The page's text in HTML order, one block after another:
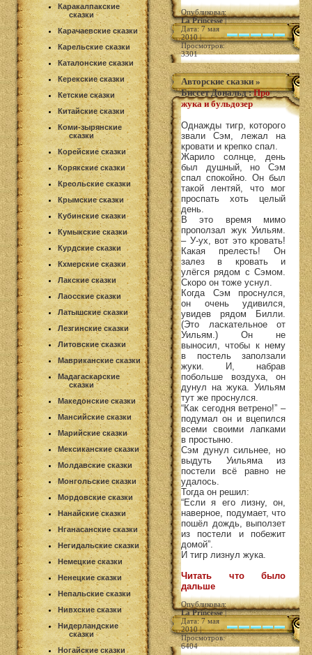
Каракалпакские
сказки
Карачаевские сказки
Карельские сказки
Каталонские сказки
Керекские сказки
Кетские сказки
Китайские сказки
Коми-зырянские
сказки
Корейские сказки
Корякские сказки
Креольские сказки
Крымские сказки
Кубинские сказки
Кумыкские сказки
Курдские сказки
Кхмерские сказки
Лакские сказки
Лаосские сказки
Латышские сказки
Лезгинские сказки
Литовские сказки
Мавриканские сказки
Мадагаскарские
сказки
Македонские сказки
Мансийские сказки
Марийские сказки
Мексиканские сказки
Молдавские сказки
Монгольские сказки
Мордовские сказки
Нанайские сказки
Нганасанские сказки
Негидальские сказки
Немецкие сказки
Ненецкие сказки
Непальские сказки
Нивхские сказки
Нидерландские
сказки
Ногайские сказки
Опубликовал:
La Princesse|
Дата: 7 мая
2010 |
Просмотров:
3301
Авторские сказки »
Биссет Дональд:Про
жука и бульдозер
Однажды тигр, которого
звали Сэм, лежал на
кровати и крепко спал.
Жарило солнце, день
был душный, но Сэм
спал спокойно. Он был
такой лентяй, что мог
проспать хоть целый
день.
В это время мимо
проползал жук Уильям.
– У-ух, вот это кровать!
Какая прелесть! Он
залез в кровать и
улёгся рядом с Сэмом.
Скоро он тоже уснул.
Когда Сэм проснулся,
он очень удивился,
увидев рядом Билли.
(Это ласкательное от
Уильям.) Он не
выносил, чтобы к нему
в постель заползали
жуки. И, набрав
побольше воздуха, он
дунул на жука. Уильям
тут же проснулся.
“Как сегодня ветрено!” –
подумал он и вцепился
всеми своими лапками
в простыню.
Сэм дунул сильнее, но
выдуть Уильяма из
постели всё равно не
удалось.
Тогда он решил:
“Если я его лизну, он,
наверное, подумает, что
пошёл дождь, выползет
из постели и побежит
домой”.
И тигр лизнул жука.
Читать что было
дальше
Опубликовал:
La Princesse|
Дата: 7 мая
2010 |
Просмотров:
6404